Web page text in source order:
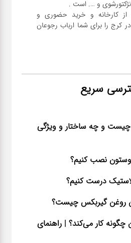
از کارخانه و خرید حضوری و
در کرج را برای شما ارباب رجوعان
سریع
و چه ساختار و ویژگی
نصب کنیم؟
درست کنیم؟
روغن گیربکس چیست؟
کار می‌کند؟ | راهنمای